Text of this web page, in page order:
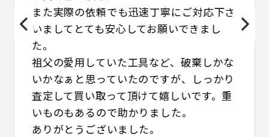
また実際の依頼でも迅速丁寧にご対応下さ
いましてとても安心してお願いできまし
た。
祖父の愛用していた工具など、破棄しかな
いかなぁと思っていたのですが、しっかり
査定して買い取って頂けて嬉しいです。重
いものもあるので助かりました。
ありがとうございました。